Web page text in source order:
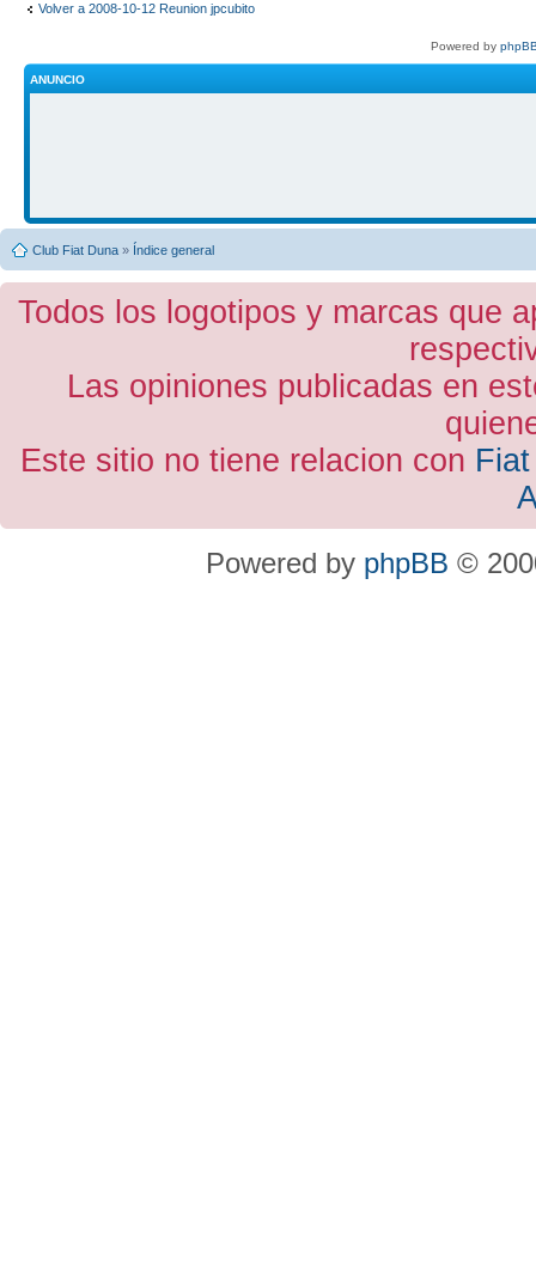
Volver a 2008-10-12 Reunion jpcubito
Powered by
ANUNCIO
Club Fiat Duna » Índice general
Todos los logotipos y marcas que
Las opiniones publicadas en
Este sitio no tiene relacion con
Powered by phpBB ©